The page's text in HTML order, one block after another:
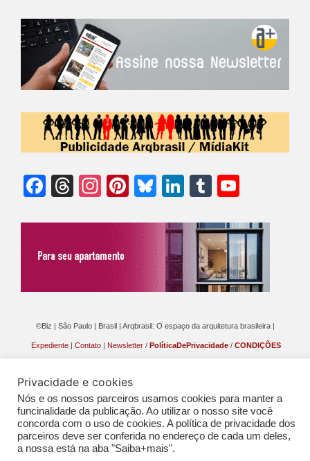
Facebook
Threads
Instagram
Pinterest
Bluesky
LinkedIn
Tumblr
©Biz | São Paulo | Brasil | Arqbrasil: O espaço da arquitetura brasileira |
Expediente Contato Newsletter / PolíticaDePrivacidade / CONDIÇÕES
Privacidade e cookies
Nós e os nossos parceiros usamos cookies para manter a
funcinalidade da publicação. Ao utilizar o nosso site você
concorda com o uso de cookies. A política de privacidade dos
parceiros deve ser conferida no endereço de cada um deles,
a nossa está na aba "Saiba+mais".